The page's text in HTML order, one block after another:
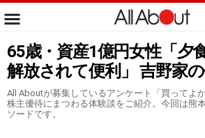
65歳・資産1億円女性「夕
解放されて便利」 吉野家
All Aboutが募集しているアンケート「買ってよ
株主優待にまつわる体験談をご紹介。今回は熊
ソードです。